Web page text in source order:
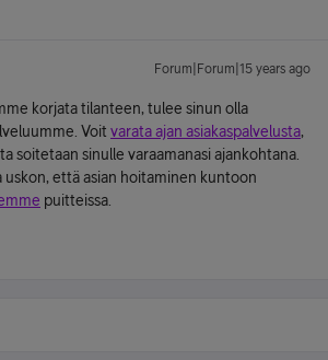
Forum|Forum|15 years ago
korjata tilanteen, tulee sinun olla
Voit varata ajan asiakaspalvelusta,
soitetaan sinulle varaamanasi ajankohtana.
että asian hoitaminen kuntoon
puitteissa.